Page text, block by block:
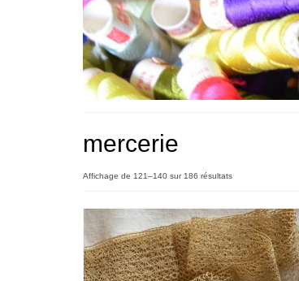
mercerie
Affichage de 121–140 sur 186 résultatsTrié
plus
récent
au
plus
ancien